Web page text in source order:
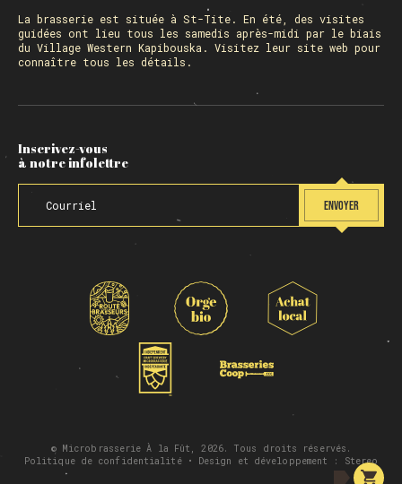
La brasserie est située à St-Tite. En été, des visites
guidées ont lieu tous les samedis après-midi par le biais
du Village Western Kapibouska. Visitez leur site web pour
connaître tous les détails.
Inscrivez-vous
à notre infolettre
ENVOYER
© Microbrasserie À la Fût, 2026. Tous droits réservés.
Politique de confidentialité• Design et développement : Stereo